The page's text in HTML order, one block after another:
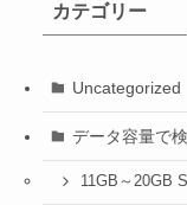
カテゴリー
Uncategorized
データ容量で
11GB～20GB